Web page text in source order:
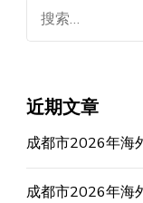
索：
近期文章
成都市2026年海
成都市2026年海